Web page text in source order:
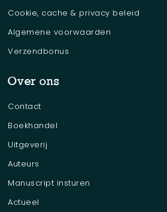
Cookie, cache & privacy beleid
Algemene voorwaarden
Verzendbonus
Over ons
Contact
Boekhandel
Uitgeverij
Auteurs
Manuscript insturen
Actueel